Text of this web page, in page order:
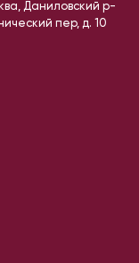
Даниловский р-
пер, д. 10